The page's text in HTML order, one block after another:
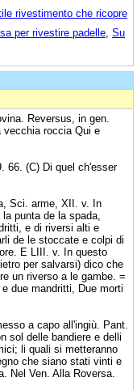
rivestimento che ricopre
per rivestire padelle Su
Reversus, in gen.
vecchia roccia Qui e
66. (C) Di quel ch'esser
Sci. arme, XII. v. In
punta de la spada,
e di riversi alti e
de le stoccate e colpi di
E LIII. v. In questo
per salvarsi) dico che
un riverso a le gambe. =
due mandritti, Due morti
a capo all'ingiù. Pant.
sol delle bandiere e delli
li quali si metteranno
che siano stati vinti e
Nel Ven. Alla Roversa.